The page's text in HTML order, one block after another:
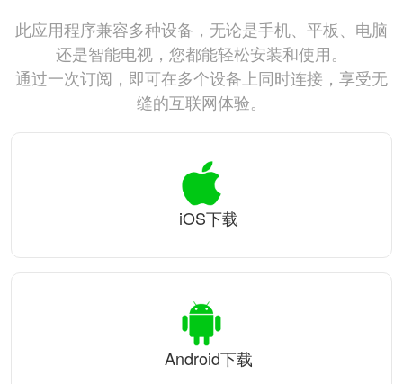
此应用程序兼容多种设备，无论是手机、平板、电脑
还是智能电视，您都能轻松安装和使用。
通过一次订阅，即可在多个设备上同时连接，享受无
缝的互联网体验。
iOS下载
Android下载